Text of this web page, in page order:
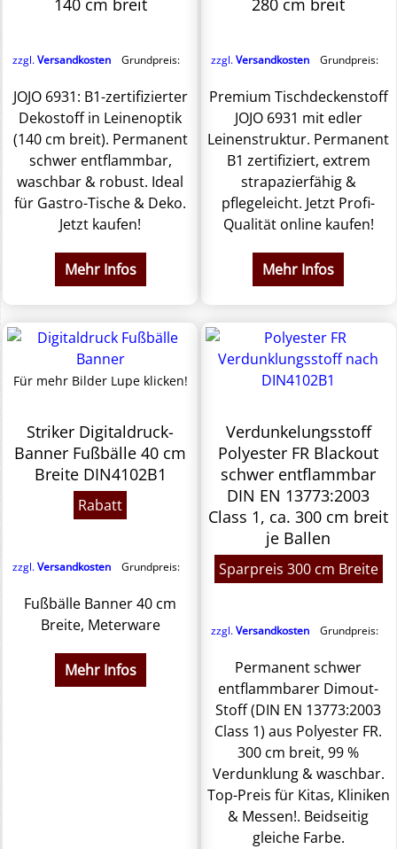
140 cm breit
zzgl.Versandkosten Grundpreis:
JOJO 6931: B1-zertifizierter
Dekostoff in Leinenoptik
(140 cm breit). Permanent
schwer entflammbar,
waschbar & robust. Ideal
für Gastro-Tische & Deko.
Jetzt kaufen!
Mehr Infos
280 cm breit
zzgl.Versandkosten Grundpreis:
Premium Tischdeckenstoff
JOJO 6931 mit edler
Leinenstruktur. Permanent
B1 zertifiziert, extrem
strapazierfähig &
pflegeleicht. Jetzt Profi-
Qualität online kaufen!
Mehr Infos
Für mehr Bilder Lupe klicken!
Striker Digitaldruck-
Banner Fußbälle 40 cm
Breite DIN4102B1
Rabatt
zzgl.Versandkosten Grundpreis:
Fußbälle Banner 40 cm
Breite, Meterware
Mehr Infos
Verdunkelungsstoff
Polyester FR Blackout
schwer entflammbar
DIN EN 13773:2003
Class 1, ca. 300 cm breit
je Ballen
Sparpreis 300 cm Breite
zzgl.Versandkosten Grundpreis:
Permanent schwer
entflammbarer Dimout-
Stoff (DIN EN 13773:2003
Class 1) aus Polyester FR.
300 cm breit, 99 %
Verdunklung & waschbar.
Top-Preis für Kitas, Kliniken
& Messen!. Beidseitig
gleiche Farbe.